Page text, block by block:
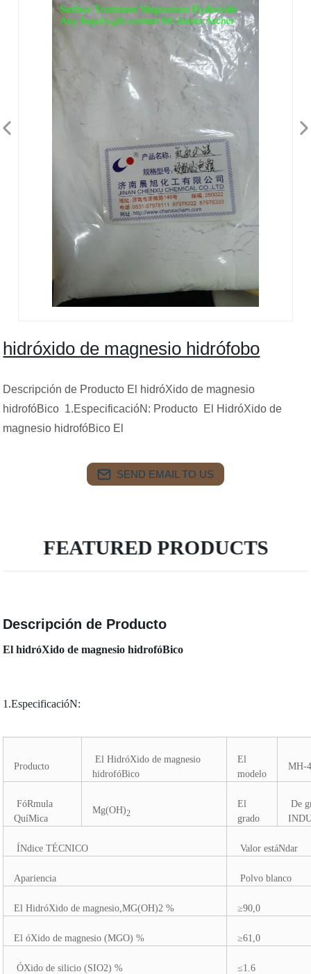
hidróxido de magnesio hidrófobo
Descripción de Producto El hidróXido de magnesio
hidrofóBico 1.EspecificacióN: Producto El HidróXido de
magnesio hidrofóBico El
SEND EMAIL TO US
FEATURED PRODUCTS
Descripción de Producto
El hidróXido de magnesio hidrofóBico
1.EspecificacióN:
Producto
El HidróXido de magnesio
hidrofóBico
El
modelo
MH-
FóRmula
QuíMica
Mg(OH)2
El
grado
De
ÍNdice TÉCNICO Valor estáNdar
Apariencia Polvo blanco
El HidróXido de magnesio,MG(OH)2 % ≥90,0
El óXido de magnesio (MGO) % ≥61,0
ÓXido de silicio (SIO2) % ≤1.6